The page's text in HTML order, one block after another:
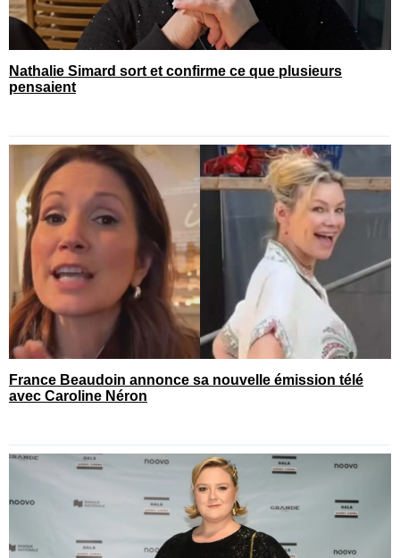
Nathalie Simard sort et confirme ce que plusieurs
pensaient
France Beaudoin annonce sa nouvelle émission télé
avec Caroline Néron